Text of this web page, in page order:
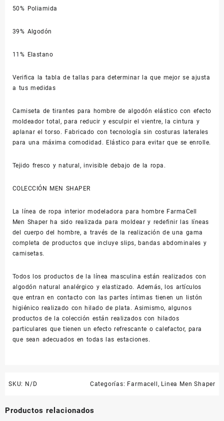
50% Poliamida
39% Algodón
11% Elastano
Verifica la tabla de tallas para determinar la que mejor se ajusta
a tus medidas
Camiseta de tirantes para hombre de algodón elástico con efecto
moldeador total, para reducir y esculpir el vientre, la cintura y
aplanar el torso. Fabricado con tecnología sin costuras laterales
para una máxima comodidad. Elástico para evitar que se enrolle.
Tejido fresco y natural, invisible debajo de la ropa.
COLECCIÓN MEN SHAPER
La línea de ropa interior modeladora para hombre FarmaCell
Men Shaper ha sido realizada para moldear y redefinir las líneas
del cuerpo del hombre, a través de la realización de una gama
completa de productos que incluye slips, bandas abdominales y
camisetas.
Todos los productos de la línea masculina están realizados con
algodón natural analérgico y elastizado. Además, los artículos
que entran en contacto con las partes íntimas tienen un listón
higiénico realizado con hilado de plata. Asimismo, algunos
productos de la colección están realizados con hilados
particulares que tienen un efecto refrescante o calefactor, para
que sean adecuados en todas las estaciones.
SKU: N/D Categorías: Farmacell , Linea Men Shaper
Productos relacionados